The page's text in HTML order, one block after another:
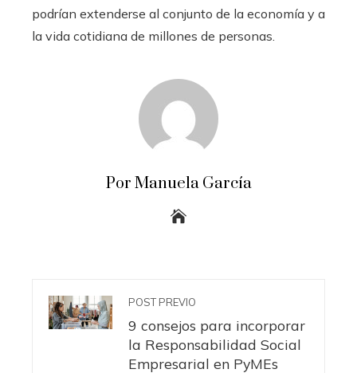
podrían extenderse al conjunto de la economía y a
la vida cotidiana de millones de personas.
Por Manuela García
POST PREVIO
9 consejos para incorporar
la Responsabilidad Social
Empresarial en PyMEs